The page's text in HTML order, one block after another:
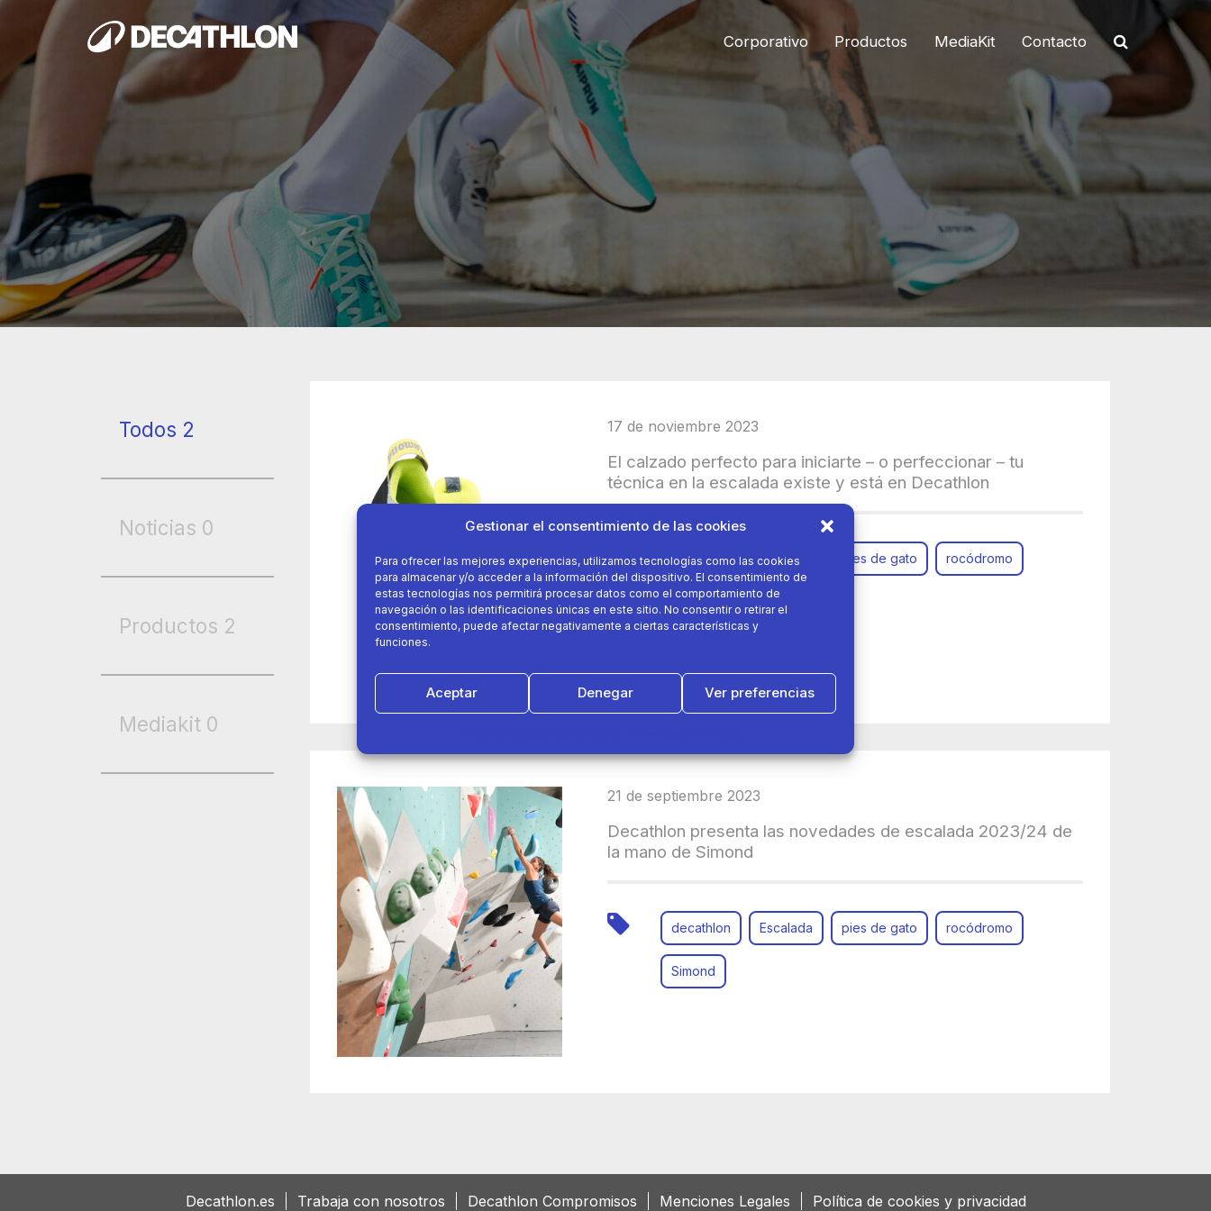
Gestionar el consentimiento de las cookies
Para ofrecer las mejores experiencias, utilizamos tecnologías como las cookies
para almacenar y/o acceder a la información del dispositivo. El consentimiento de
estas tecnologías nos permitirá procesar datos como el comportamiento de
navegación o las identificaciones únicas en este sitio. No consentir o retirar el
consentimiento, puede afectar negativamente a ciertas características y
funciones.
Aceptar Denegar Ver preferencias
Corporativo Productos MediaKit Contacto
Todos 2
Noticias 0
Productos 2
Mediakit 0
17 de noviembre 2023
El calzado perfecto para iniciarte – o perfeccionar – tu
técnica en la escalada existe y está en Decathlon
decathlon Escalada pies de gato rocódromo
Simond
21 de septiembre 2023
Decathlon presenta las novedades de escalada 2023/24 de
la mano de Simond
decathlon Escalada pies de gato rocódromo
Simond
Decathlon.es Trabaja con nosotros Decathlon Compromisos Menciones Legales Política de cookies y privacidad